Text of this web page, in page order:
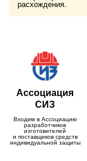
расхождения.
Ассоциация
СИЗ
Входим в Ассоциацию
разработчиков
изготовителей
и поставщиков средств
индивидуальной защиты